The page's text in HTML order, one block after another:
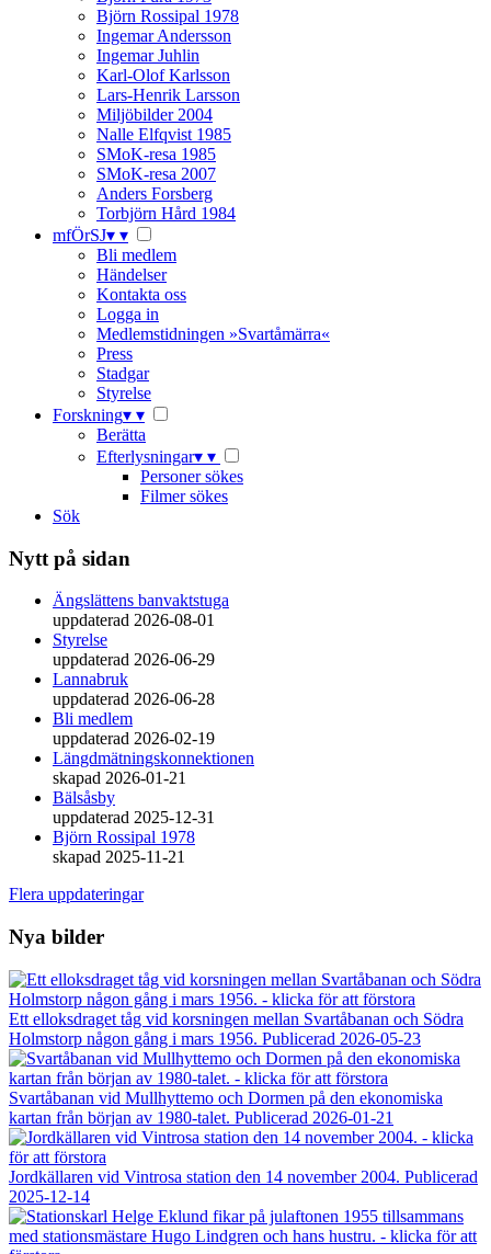
Björn Rossipal 1978
Ingemar Andersson
Ingemar Juhlin
Karl-Olof Karlsson
Lars-Henrik Larsson
Miljöbilder 2004
Nalle Elfqvist 1985
SMoK-resa 1985
SMoK-resa 2007
Anders Forsberg
Torbjörn Hård 1984
mfÖrSJ▾ ▾
Bli medlem
Händelser
Kontakta oss
Logga in
Medlemstidningen »Svartåmärra«
Press
Stadgar
Styrelse
Forskning▾ ▾
Berätta
Efterlysningar▾ ▾
Personer sökes
Filmer sökes
Sök
Nytt på sidan
Ängslättens banvaktstuga
uppdaterad 2026-08-01
Styrelse
uppdaterad 2026-06-29
Lannabruk
uppdaterad 2026-06-28
Bli medlem
uppdaterad 2026-02-19
Längdmätningskonnektionen
skapad 2026-01-21
Bälsåsby
uppdaterad 2025-12-31
Björn Rossipal 1978
skapad 2025-11-21
Flera uppdateringar
Nya bilder
Ett elloksdraget tåg vid korsningen mellan Svartåbanan och Södra
Holmstorp någon gång i mars 1956. Publicerad 2026-05-23
Svartåbanan vid Mullhyttemo och Dormen på den ekonomiska
kartan från början av 1980-talet. Publicerad 2026-01-21
Jordkällaren vid Vintrosa station den 14 november 2004. Publicerad
2025-12-14